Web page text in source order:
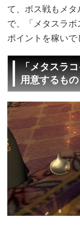
て、ボス戦もメ
で、「メタスラボ
ポイントを稼いで
「メタスラ
用意するもの